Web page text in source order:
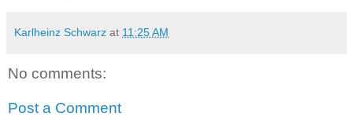
Karlheinz Schwarz at 11:25 AM
No comments:
Post a Comment